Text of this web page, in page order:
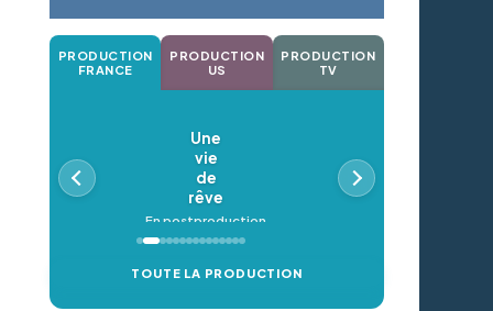
PRODUCTION
FRANCE
PRODUCTION
US
PRODUCTION
TV
Une
vie
de
rêve
En postproduction
TOUTE LA PRODUCTION